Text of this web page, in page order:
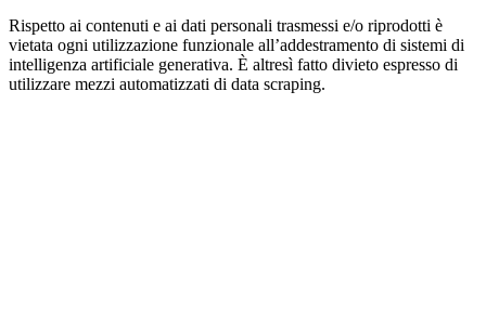
Rispetto ai contenuti e ai dati personali trasmessi e/o riprodotti è
vietata ogni utilizzazione funzionale all’addestramento di sistemi di
intelligenza artificiale generativa. È altresì fatto divieto espresso di
utilizzare mezzi automatizzati di data scraping.